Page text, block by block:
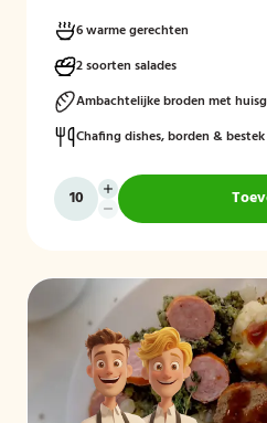
frisse rauwkost, gemengde salades
voor een compleet en smaakvol geheel.
Mogelijk te bestellen zonder borden
6 warme gerechten
2 soorten salades
Ambachtelijke broden met
Chafing dishes, borden & bestek